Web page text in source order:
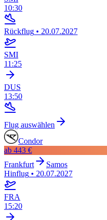
10:30
Rückflug • 20.07.2027
SMI
11:25
DUS
13:50
Flug auswählen
Condor
ab 443 €
Frankfurt
Samos
Hinflug • 20.07.2027
FRA
15:20